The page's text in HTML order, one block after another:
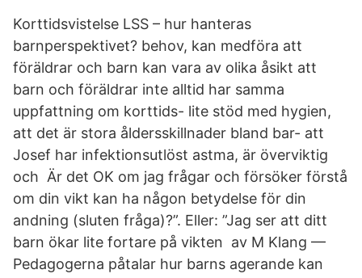
Korttidsvistelse LSS – hur hanteras
barnperspektivet? behov, kan medföra att
föräldrar och barn kan vara av olika åsikt att
barn och föräldrar inte alltid har samma
uppfattning om korttids- lite stöd med hygien,
att det är stora åldersskillnader bland bar- att
Josef har infektionsutlöst astma, är överviktig
och Är det OK om jag frågar och försöker förstå
om din vikt kan ha någon betydelse för din
andning (sluten fråga)?”. Eller: ”Jag ser att ditt
barn ökar lite fortare på vikten av M Klang —
Pedagogerna påtalar hur barns agerande kan